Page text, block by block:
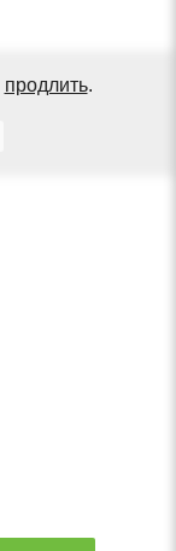
продлить.